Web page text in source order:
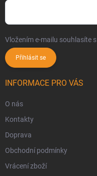
Vložením e-mailu souhlasíte s
Přihlásit se
INFORMACE PRO VÁS
O nás
Kontakty
Doprava
Obchodní podmínky
Vrácení zboží